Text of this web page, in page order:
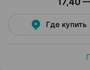
Где купить